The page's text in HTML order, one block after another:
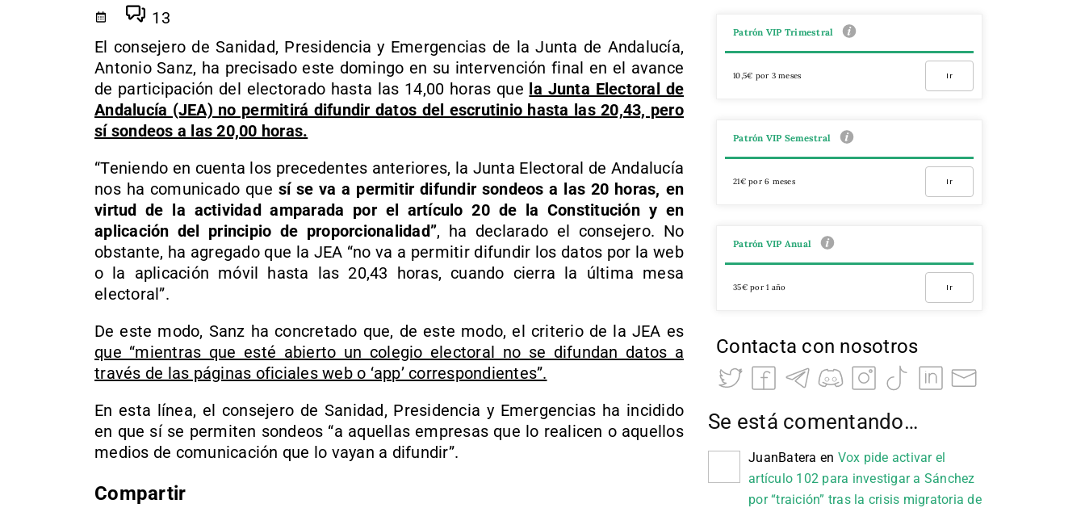
13
El consejero de Sanidad, Presidencia y Emergencias de la Junta de Andalucía,
Antonio Sanz, ha precisado este domingo en su intervención final en el avance
de participación del electorado hasta las 14,00 horas que la Junta Electoral de
Andalucía (JEA) no permitirá difundir datos del escrutinio hasta las 20,43, pero
sí sondeos a las 20,00 horas.
“Teniendo en cuenta los precedentes anteriores, la Junta Electoral de Andalucía
nos ha comunicado que sí se va a permitir difundir sondeos a las 20 horas, en
virtud de la actividad amparada por el artículo 20 de la Constitución y en
aplicación del principio de proporcionalidad”, ha declarado el consejero. No
obstante, ha agregado que la JEA “no va a permitir difundir los datos por la web
o la aplicación móvil hasta las 20,43 horas, cuando cierra la última mesa
electoral”.
De este modo, Sanz ha concretado que, de este modo, el criterio de la JEA es
que “mientras que esté abierto un colegio electoral no se difundan datos a
través de las páginas oficiales web o ‘app’ correspondientes”.
En esta línea, el consejero de Sanidad, Presidencia y Emergencias ha incidido
en que sí se permiten sondeos “a aquellas empresas que lo realicen o aquellos
medios de comunicación que lo vayan a difundir”.
Compartir
Patrón VIP Trimestral
10,5€ por 3 meses Ir
Patrón VIP Semestral
21€ por 6 meses Ir
Patrón VIP Anual
35€ por 1 año Ir
Contacta con nosotros
Se está comentando…
JuanBatera en Vox pide activar el
artículo 102 para investigar a Sánchez
por “traición” tras la crisis migratoria de